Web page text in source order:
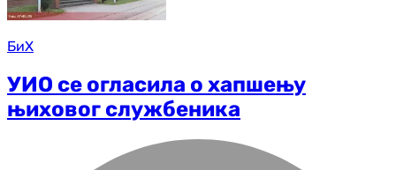
БиХ
УИО се огласила о хапшењу
њиховог службеника